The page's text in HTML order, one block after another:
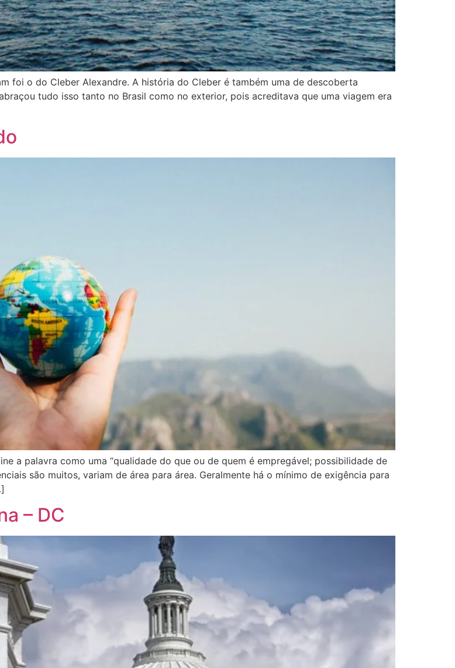
foi o do Cleber Alexandre. A história do Cleber é também uma de descoberta
tudo isso tanto no Brasil como no exterior, pois acreditava que uma viagem era
a palavra como uma “qualidade do que ou de quem é empregável; possibilidade de
são muitos, variam de área para área. Geralmente há o mínimo de exigência para
– DC